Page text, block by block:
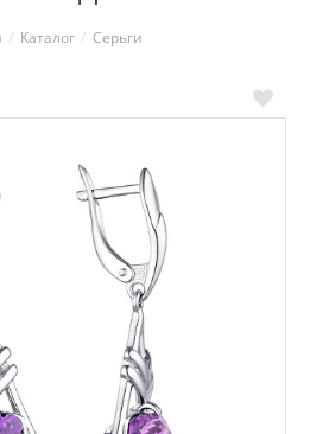
Каталог Серьги